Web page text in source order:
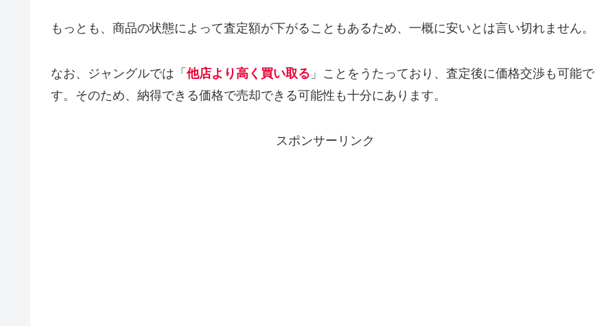
もっとも、商品の状態によって査定額が下がることもあるため、一概に安いとは言い切れません。
なお、ジャングルでは「 他店より高く買い取る 」ことをうたっており、査定後に価格交渉も可能で
す。そのため、納得できる価格で売却できる可能性も十分にあります。
スポンサーリンク